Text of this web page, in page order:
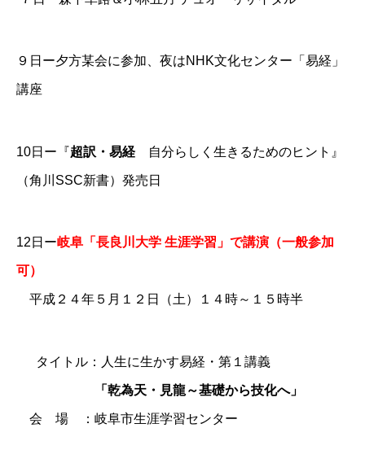
９日ー夕方某会に参加、夜はNHK文化センター「易経」
講座
10日ー『超訳・易経 自分らしく生きるためのヒント』
（角川SSC新書）発売日
12日ー岐阜「長良川大学 生涯学習」で講演（一般参加
可）
平成２４年５月１２日（土）１４時～１５時半
タイトル：人生に生かす易経・第１講義
「乾為天・見龍～基礎から技化へ」
会 場 ：岐阜市生涯学習センター